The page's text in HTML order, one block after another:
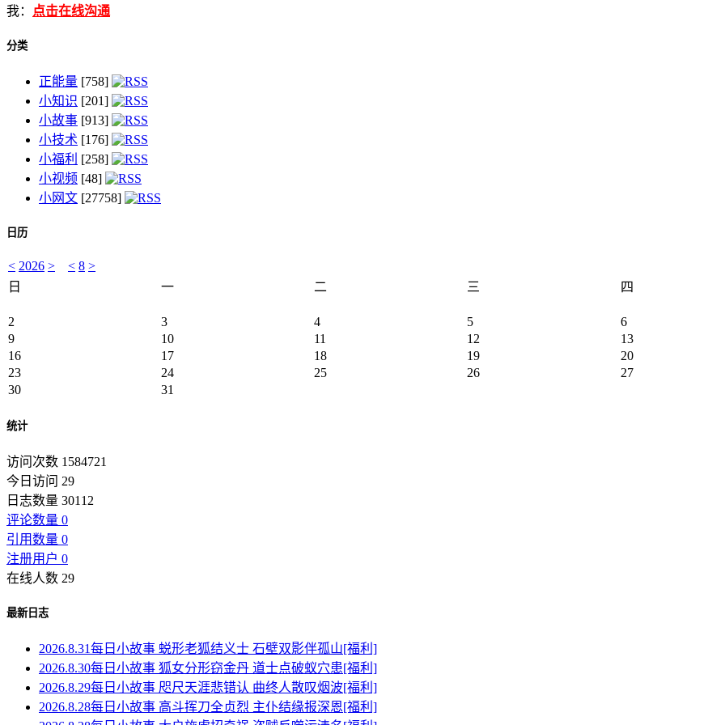
我：
点击在线沟通
分类
正能量 [758]
小知识 [201]
小故事 [913]
小技术 [176]
小福利 [258]
小视频 [48]
小网文 [27758]
日历
< 2026 > < 8 >
日
一 二 三 四
2
3 4 5 6
9
10 11 12 13
16
17 18 19 20
23
24 25 26 27
30
31
统计
访问次数 1584721
今日访问 29
日志数量 30112
评论数量 0
引用数量 0
注册用户 0
在线人数 29
最新日志
2026.8.31每日小故事 蜕形老狐结义士 石壁双影伴孤山[福利]
2026.8.30每日小故事 狐女分形窃金丹 道士点破蚁穴患[福利]
2026.8.29每日小故事 咫尺天涯悲错认 曲终人散叹烟波[福利]
2026.8.28每日小故事 高斗挥刀全贞烈 主仆结缘报深恩[福利]